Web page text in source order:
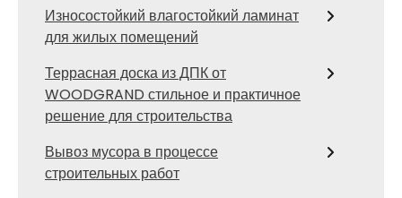
Износостойкий влагостойкий ламинат
для жилых помещений
Террасная доска из ДПК от
WOODGRAND стильное и практичное
решение для строительства
Вывоз мусора в процессе
строительных работ